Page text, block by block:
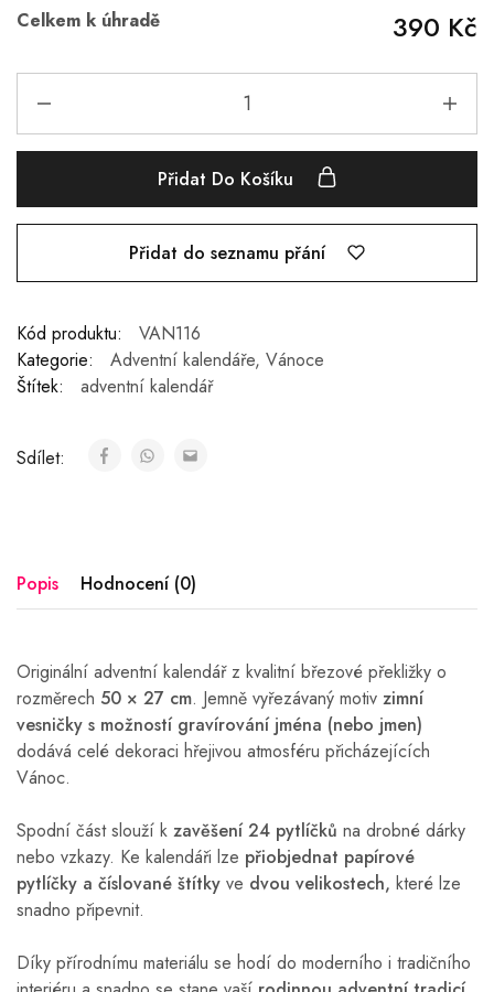
Celkem k úhradě 390 Kč
Přidat Do Košíku
Přidat do seznamu přání
Kód produktu:
VAN116
Kategorie:
Adventní kalendáře, Vánoce
Štítek:
adventní kalendář
Sdílet:
Popis Hodnocení (0)
Originální adventní kalendář z kvalitní březové překližky o
rozměrech 50 × 27 cm. Jemně vyřezávaný motiv zimní
vesničky s možností gravírování jména (nebo jmen)
dodává celé dekoraci hřejivou atmosféru přicházejících
Vánoc.
Spodní část slouží k zavěšení 24 pytlíčků na drobné dárky
nebo vzkazy. Ke kalendáři lze přiobjednat papírové
pytlíčky a číslované štítky ve dvou velikostech, které lze
snadno připevnit.
Díky přírodnímu materiálu se hodí do moderního i tradičního